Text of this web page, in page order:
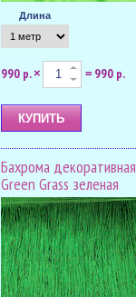
Длина
990 р.× = 990 р.
Бахрома декоративная
Green Grass зеленая